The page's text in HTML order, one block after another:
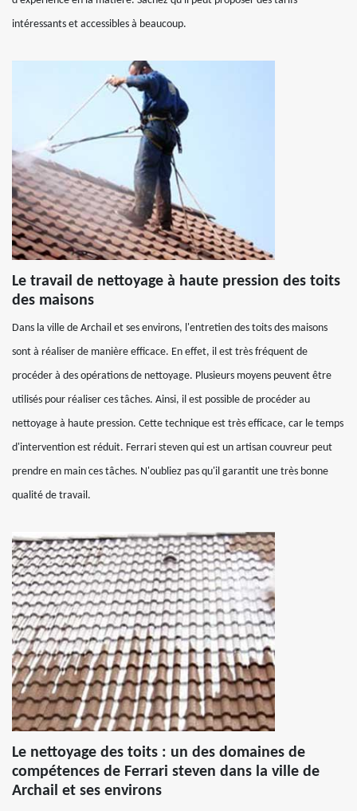
intéressants et accessibles à beaucoup.
Le travail de nettoyage à haute pression des toits
des maisons
Dans la ville de Archail et ses environs, l'entretien des toits des maisons
sont à réaliser de manière efficace. En effet, il est très fréquent de
procéder à des opérations de nettoyage. Plusieurs moyens peuvent être
utilisés pour réaliser ces tâches. Ainsi, il est possible de procéder au
nettoyage à haute pression. Cette technique est très efficace, car le temps
d'intervention est réduit. Ferrari steven qui est un artisan couvreur peut
prendre en main ces tâches. N'oubliez pas qu'il garantit une très bonne
qualité de travail.
Le nettoyage des toits : un des domaines de
compétences de Ferrari steven dans la ville de
Archail et ses environs